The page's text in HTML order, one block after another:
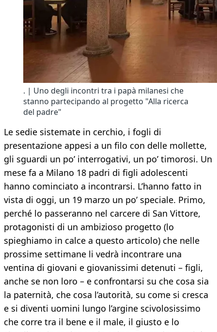
. | Uno degli incontri tra i papà milanesi che
stanno partecipando al progetto "Alla ricerca
del padre"
Le sedie sistemate in cerchio, i fogli di
presentazione appesi a un filo con delle mollette,
gli sguardi un po’ interrogativi, un po’ timorosi. Un
mese fa a Milano 18 padri di figli adolescenti
hanno cominciato a incontrarsi. L’hanno fatto in
vista di oggi, un 19 marzo un po’ speciale. Primo,
perché lo passeranno nel carcere di San Vittore,
protagonisti di un ambizioso progetto (lo
spieghiamo in calce a questo articolo) che nelle
prossime settimane li vedrà incontrare una
ventina di giovani e giovanissimi detenuti – figli,
anche se non loro – e confrontarsi su che cosa sia
la paternità, che cosa l’autorità, su come si cresca
e si diventi uomini lungo l’argine scivolosissimo
che corre tra il bene e il male, il giusto e lo